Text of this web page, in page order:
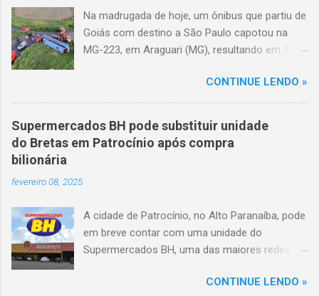
Na madrugada de hoje, um ônibus que partiu de
Goiás com destino a São Paulo capotou na
MG-223, em Araguari (MG), resultando em 10
volta das 3h40, próximo ao trevo de Queixinho,
quando o motorista perdeu o controle do
veículo, atravessou o canteiro central e
capotou em uma alça de acesso. Entre as
vítimas fatais, há duas crianças de
CONTINUE LENDO »
Supermercados BH pode substituir unidade
do Bretas em Patrocínio após compra
bilionária
fevereiro 08, 2025
A cidade de Patrocínio, no Alto Paranaíba, pode
em breve contar com uma unidade do
Supermercados BH, uma das maiores redes do
o braço mineiro da rede Bretas por R$ 716
CONTINUE LENDO »